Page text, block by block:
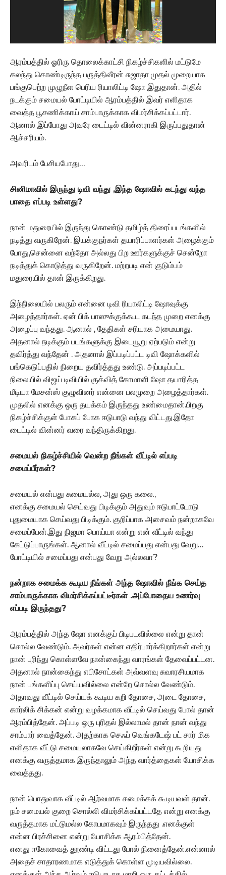
ஆரம்பத்தில் ஓரிரு தொலைக்காட்சி நிகழ்ச்சிகளில் மட்டுமே
கலந்து கொண்டிருந்த பருத்திவீரன் சுஜாதா முதல் முறையாக
பங்குபெற்ற முழுநீள பெரிய ரியாலிட்டி ஷோ இதுதான். அதில்
நடக்கும் சமையல் போட்டியில் ஆரம்பத்தில் இவர் எளிதாக
வைத்த பூசணிக்காய் சாம்பாருக்காக விமர்சிக்கப்பட்டார்.
ஆனால் இப்போது அவரே டைட்டில் வின்னராகி இருப்பதுதான்
ஆச்சரியம்.
அவரிடம் பேசியபோது…
சினிமாவில் இருந்து டிவி வந்து ,இந்த ஷோவில் கடந்து வந்த
பாதை எப்படி உள்ளது?
நான் மதுரையில் இருந்து கொண்டு தமிழ்த் திரைப்படங்களில்
நடித்து வருகிறேன். இயக்குநர்கள் தயாரிப்பாளர்கள் அழைக்கும்
போது,சென்னை வந்தோ அல்லது பிற ஊர்களுக்குச் சென்றோ
நடித்துக் கொடுத்து வருகிறேன். மற்றபடி என் குடும்பம்
மதுரையில் தான் இருக்கிறது.
இந்நிலையில் பலரும் என்னை டிவி ரியாலிட்டி ஷோவுக்கு
அழைத்தார்கள். ஏன் பிக் பாஸுக்குக்கூட கடந்த முறை எனக்கு
அழைப்பு வந்தது. ஆனால் , தேதிகள் சரியாக அமையாது.
அதனால் நடிக்கும் படங்களுக்கு இடையூறு ஏற்படும் என்று
தவிர்த்து வந்தேன் . அதனால் இப்படிப்பட்ட டிவி ஷோக்களில்
பங்கெடுப்பதில் நிறைய தவிர்த்தது உண்டு. அப்படிப்பட்ட
நிலையில் விஜய் டிவியில் குக்வித் கோமாளி ஷோ தயாரித்த
மீடியா மேசன்ஸ் குழுவினர் என்னை பலமுறை அழைத்தார்கள்.
முதலில் எனக்கு ஒரு தயக்கம் இருந்தது உண்மைதான்.பிறகு
நிகழ்ச்சிக்குள் போகப் போக ஈடுபாடு வந்து விட்டது.இதோ
டைட்டில் வின்னர் வரை வந்திருக்கிறது.
சமையல் நிகழ்ச்சியில் வென்ற நீங்கள் வீட்டில் எப்படி
சமைப்பீர்கள்?
சமையல் என்பது சுமையல்ல, அது ஒரு கலை.,
எனக்கு சமையல் செய்வது பிடிக்கும் அதுவும் ஈடுபாட்டோடு
புதுமையாக செய்வது பிடிக்கும். குறிப்பாக அசைவம் நன்றாகவே
சமைப்பேன்.இது நிஜமா பொய்யா என்று என் வீட்டில் வந்து
கேட்டுப்பாருங்கள். ஆனால் வீட்டில் சமைப்பது என்பது வேறு…
போட்டியில் சமைப்பது என்பது வேறு அல்லவா?
நன்றாக சமைக்க கூடிய நீங்கள் அந்த ஷோவில் நீங்க செய்த
சாம்பாருக்காக விமர்சிக்கப்பட்டீர்கள் .அப்போதைய உணர்வு
எப்படி இருந்தது?
ஆரம்பத்தில் அந்த ஷோ எனக்குப் பிடிபடவில்லை என்று தான்
சொல்ல வேண்டும். அவர்கள் என்ன எதிர்பார்க்கிறார்கள் என்று
நான் புரிந்து கொள்ளவே நான்கைந்து வாரங்கள் தேவைப்பட்டன.
அதனால் நான்கைந்து எபிசோட்கள் அவ்வளவு சுவாரசியமாக
நான் பங்களிப்பு செய்யவில்லை என்றே சொல்ல வேண்டும்.
அதாவது வீட்டில் செய்யக் கூடிய கறி தோசை, அடை தோசை,
கார்லிக் சிக்கன் என்று வழக்கமாக வீட்டில் செய்வது போல் தான்
ஆரம்பித்தேன். அப்படி ஒரு புரிதல் இல்லாமல் தான் நான் வந்து
சாம்பார் வைத்தேன். அதற்காக செஃப் வெங்கடேஷ் பட் சார் மிக
எளிதாக வீட்டு சமையலாகவே செய்கிறீர்கள் என்று கூறியது
எனக்கு வருத்தமாக இருந்தாலும் அந்த வார்த்தைகள் யோசிக்க
வைத்தது.
நான் பொதுவாக வீட்டில் ஆர்வமாக சமைக்கக் கூடியவள் தான்.
நம் சமையல் குறை சொல்லி விமர்சிக்கப்பட்டதே என்று எனக்கு
வருத்தமாக மட்டுமல்ல கோபமாகவும் இருந்தது .எனக்குள்
என்ன பிரச்சினை என்று யோசிக்க ஆரம்பித்தேன்.
எனது ஈகோவைத் தூண்டி விட்டது போல் நினைத்தேன்.என்னால்
அதைச் சாதாரணமாக எடுத்துக் கொள்ள முடியவில்லை.